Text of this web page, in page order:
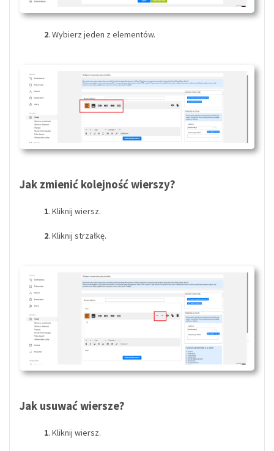
2. Wybierz jeden z elementów.
Jak zmienić kolejność wierszy?
1. Kliknij wiersz.
2. Kliknij strzałkę.
Jak usuwać wiersze?
1. Kliknij wiersz.